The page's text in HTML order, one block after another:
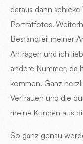
daraus dann
Porträtfotos.
Bestandteil meiner
Anfragen und ich
andere Nummer, da
kommen. Ganz
Vertrauen und die
meine Kunden aus
So ganz genau